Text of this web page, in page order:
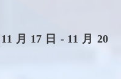
11 月 17 日 - 11 月 20